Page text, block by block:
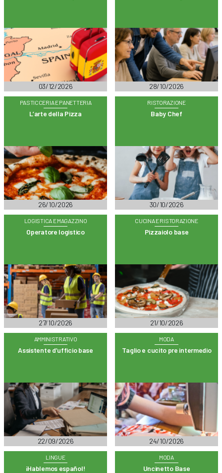
03/12/2026 28/10/2026
PASTICCERIA E PANETTERIA
L’arte della Pizza
26/10/2026
RISTORAZIONE
Baby Chef
30/10/2026
LOGISTICA E MAGAZZINO
Operatore logistico
27/10/2026
CUCINA E RISTORAZIONE
Pizzaiolo base
21/10/2026
AMMINISTRATIVO
Assistente d’ufficio base
22/09/2026
MODA
Taglio e cucito pre intermedio
24/10/2026
LINGUE
¡Hablemos español!
MODA
Uncinetto Base